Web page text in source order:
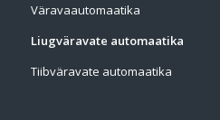
Väravaautomaatika
Liugväravate automaatika
Tiibväravate automaatika